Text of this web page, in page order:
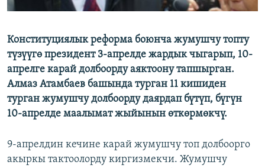
Конституциялык реформа боюнча жумушчу топту
түзүүгө президент 3-апрелде жардык чыгарып, 10-
апрелге карай долбоорду аяктоону тапшырган.
Алмаз Атамбаев башында турган 11 кишиден
турган жумушчу долбоорду даярдап бүтүп, бүгүн
10-апрелде маалымат жыйынын өткөрмөкчү.
9-апрелдин кечине карай жумушчу топ долбоорго
акыркы тактоолорду киргизмекчи. Жумушчу